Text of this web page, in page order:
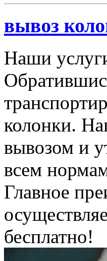
вывоз
Наши
колонки.
вывозом и
всем
Главное
бесплатно!